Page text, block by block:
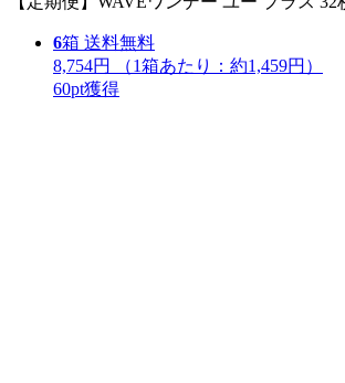
6箱 送料無料
8,754円
（1箱あたり： 約1,459円 ）
60pt獲得